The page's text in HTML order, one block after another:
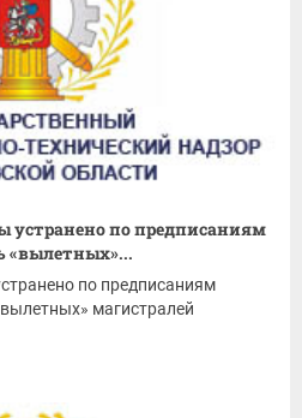
устранено по предписаниям
«вылетных»...
по предписаниям
магистралей